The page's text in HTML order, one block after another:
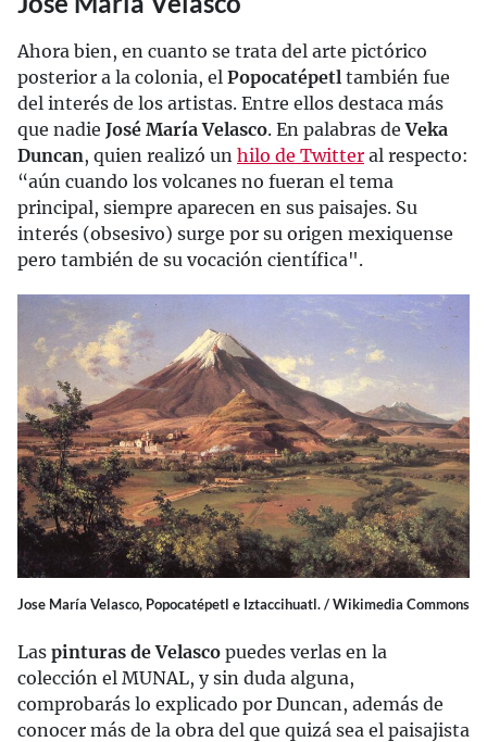
Ahora bien, en cuanto se trata del arte pictórico
posterior a la colonia, el Popocatépetl también fue
del interés de los artistas. Entre ellos destaca más
que nadie José María Velasco. En palabras deVeka
Duncan, quien realizó un hilo de Twitter al respecto:
“aún cuando los volcanes no fueran el tema
principal, siempre aparecen en sus paisajes. Su
interés (obsesivo) surge por su origen mexiquense
pero también de su vocación científica".
Jose María Velasco, Popocatépetl e Iztaccihuatl. / Wikimedia Commons
Las pinturas de Velasco puedes verlas en la
colección el MUNAL, y sin duda alguna,
comprobarás lo explicado por Duncan, además de
conocer más de la obra del que quizá sea el paisajista